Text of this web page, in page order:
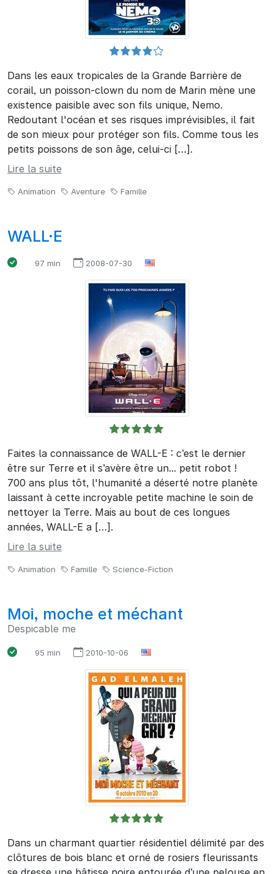
Dans les eaux tropicales de la Grande Barrière de
corail, un poisson-clown du nom de Marin mène une
existence paisible avec son fils unique, Nemo.
Redoutant l'océan et ses risques imprévisibles, il fait
de son mieux pour protéger son fils. Comme tous les
petits poissons de son âge, celui-ci […].
Lire la suite
Animation Aventure Famille
WALL·E
97 min 2008-07-30
Faites la connaissance de WALL-E : c’est le dernier
être sur Terre et il s’avère être un... petit robot !
700 ans plus tôt, l'humanité a déserté notre planète
laissant à cette incroyable petite machine le soin de
nettoyer la Terre. Mais au bout de ces longues
années, WALL-E a […].
Lire la suite
Animation Famille Science-Fiction
Moi, moche et méchant
Despicable me
95 min 2010-10-06
Dans un charmant quartier résidentiel délimité par des
clôtures de bois blanc et orné de rosiers fleurissants